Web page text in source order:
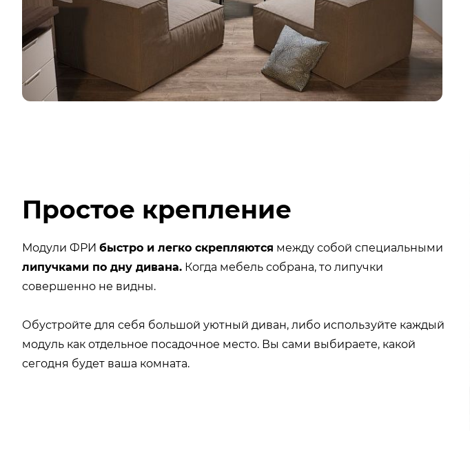
Простое крепление
Модули ФРИ быстро и легко скрепляются между собой специальными
липучками по дну дивана. Когда мебель собрана, то липучки
совершенно не видны.
Обустройте для себя большой уютный диван, либо используйте каждый
модуль как отдельное посадочное место. Вы сами выбираете, какой
сегодня будет ваша комната.